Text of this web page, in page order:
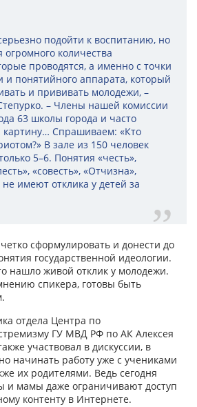
подойти к воспитанию, но
огромного количества
проводятся, а именно с точки
и понятийного аппарата, который
и прививать молодежи, –
– Члены нашей комиссии
63 школы города и часто
картину… Спрашиваем: «Кто
В зале из 150 человек
5–6. Понятия «честь»,
«совесть», «Отчизна»,
не имеют отклика у детей за
сформулировать и донести до
государственной идеологии.
нашло живой отклик у молодежи.
спикера, готовы быть
отдела Центра по
ГУ МВД РФ по АК Алексея
участвовал в дискуссии, в
начинать работу уже с учениками
их родителями. Ведь сегодня
и мамы даже ограничивают доступ
контенту в Интернете.